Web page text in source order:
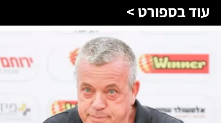
עוד בספורט >